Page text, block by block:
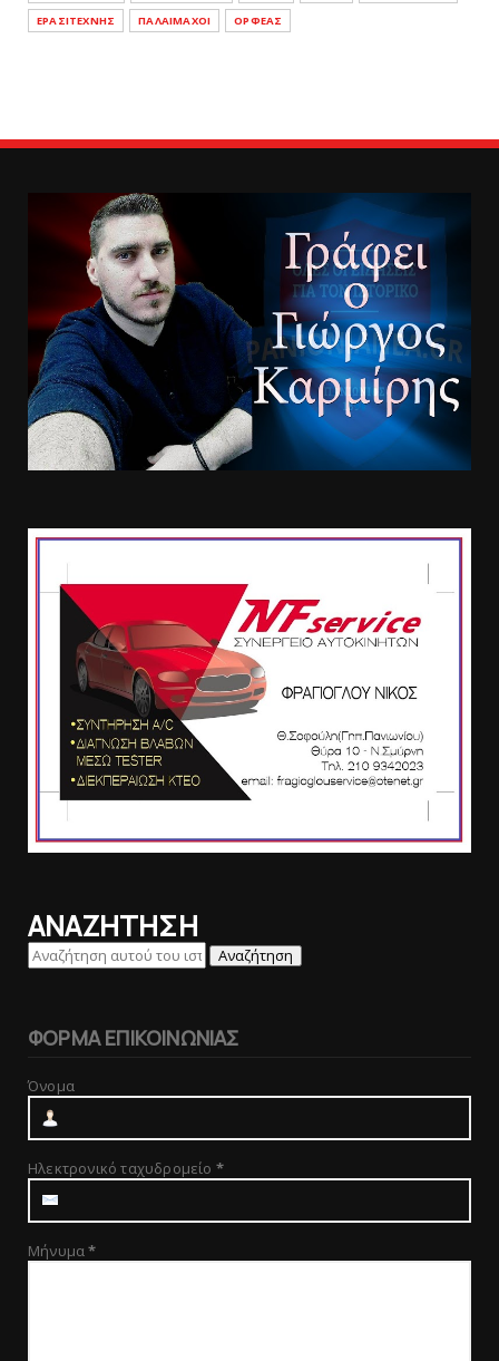
ΕΡΑΣΙΤΕΧΝΗΣ
ΠΑΛΑΙΜΑΧΟΙ ΟΡΦΕΑΣ
ΑΝΑΖΗΤΗΣΗ
ΦΟΡΜΑ ΕΠΙΚΟΙΝΩΝΙΑΣ
Όνομα
Ηλεκτρονικό ταχυδρομείο *
Μήνυμα*